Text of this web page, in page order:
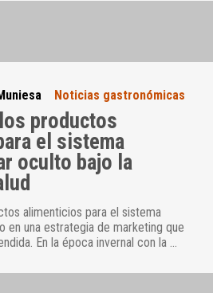
Noticias gastronómicas
productos
el sistema
oculto bajo la
alimenticios para el sistema
en una estrategia de marketing que
En la época invernal con la …